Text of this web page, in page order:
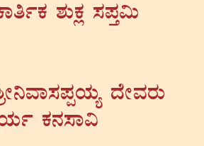
±ÀÄPÀè ¸À¥ÀÛ«Ä
zÉÃªÀgÀÄ
PÀ£À¸Á«